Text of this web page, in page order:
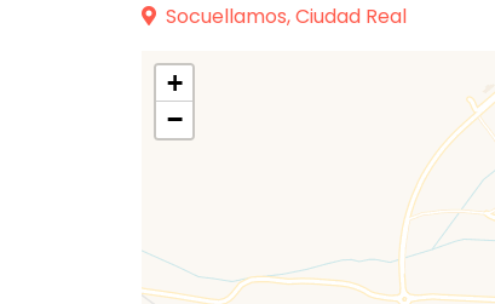
Socuellamos, Ciudad Real
+
−